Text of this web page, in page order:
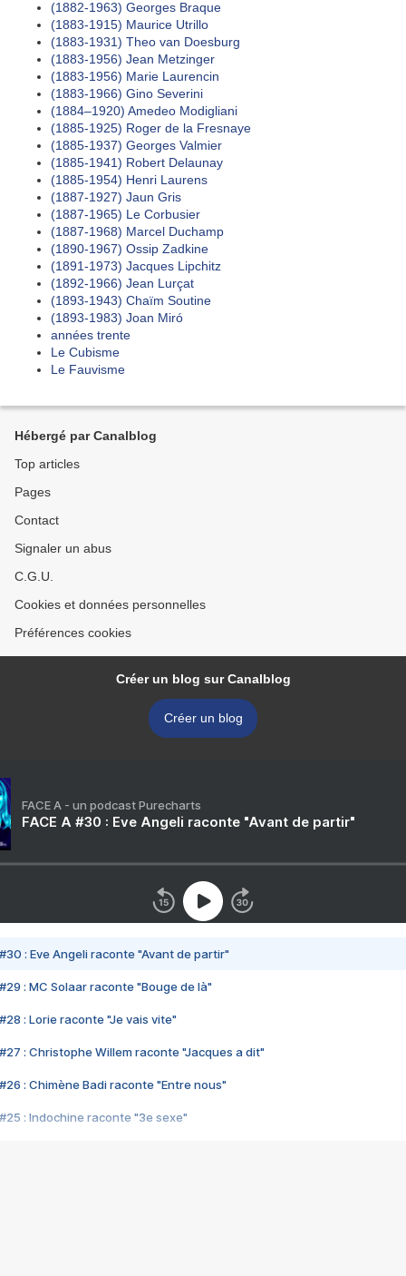
(1882-1963) Georges Braque
(1883-1915) Maurice Utrillo
(1883-1931) Theo van Doesburg
(1883-1956) Jean Metzinger
(1883-1956) Marie Laurencin
(1883-1966) Gino Severini
(1884–1920) Amedeo Modigliani
(1885-1925) Roger de la Fresnaye
(1885-1937) Georges Valmier
(1885-1941) Robert Delaunay
(1885-1954) Henri Laurens
(1887-1927) Jaun Gris
(1887-1965) Le Corbusier
(1887-1968) Marcel Duchamp
(1890-1967) Ossip Zadkine
(1891-1973) Jacques Lipchitz
(1892-1966) Jean Lurçat
(1893-1943) Chaïm Soutine
(1893-1983) Joan Miró
années trente
Le Cubisme
Le Fauvisme
Hébergé par Canalblog
Top articles
Pages
Contact
Signaler un abus
C.G.U.
Cookies et données personnelles
Préférences cookies
Créer un blog sur Canalblog
Créer un blog
FACE A - un podcast Purecharts
FACE A #30 : Eve Angeli raconte "Avant de partir"
#30 : Eve Angeli raconte "Avant de partir"
#29 : MC Solaar raconte "Bouge de là"
#28 : Lorie raconte "Je vais vite"
#27 : Christophe Willem raconte "Jacques a dit"
#26 : Chimène Badi raconte "Entre nous"
#25 : Indochine raconte "3e sexe"